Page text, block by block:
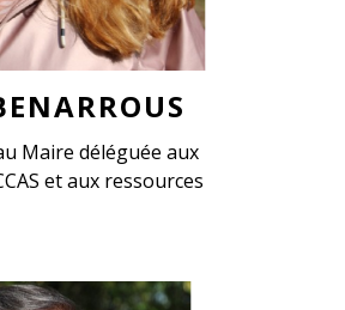
Maire déléguée aux
et aux ressources